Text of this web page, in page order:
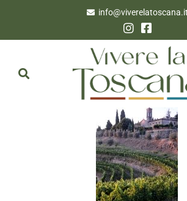
info@viverelatoscana.it